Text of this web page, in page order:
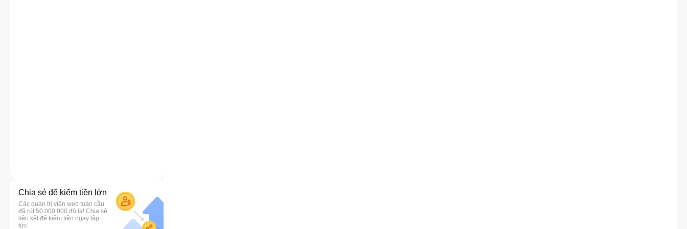
Chia sẻ để kiếm tiền lớn
Các quản trị viên web toàn cầu
đã rút 50.000.000 đô la! Chia sẻ
liên kết để kiếm tiền ngay lập
tức